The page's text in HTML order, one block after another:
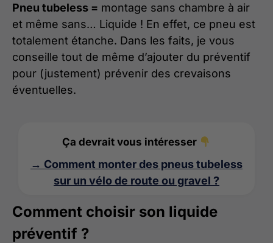
Pneu tubeless = montage sans chambre à air
et même sans… Liquide ! En effet, ce pneu est
totalement étanche. Dans les faits, je vous
conseille tout de même d’ajouter du préventif
pour (justement) prévenir des crevaisons
éventuelles.
Ça devrait vous intéresser
→ Comment monter des pneus tubeless
sur un vélo de route ou gravel ?
Comment choisir son liquide
préventif ?